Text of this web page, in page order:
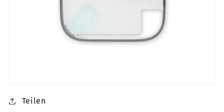
in
Teilen